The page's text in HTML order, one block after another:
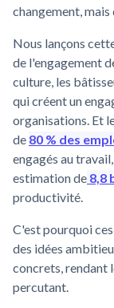
changement,
Nous lançons
de l'engagement
culture, les
qui créent un
organisations. Et
de 80 % des
engagés au
estimation de 8,8
productivité.
C'est pourquoi
des idées
concrets, rendant
percutant.